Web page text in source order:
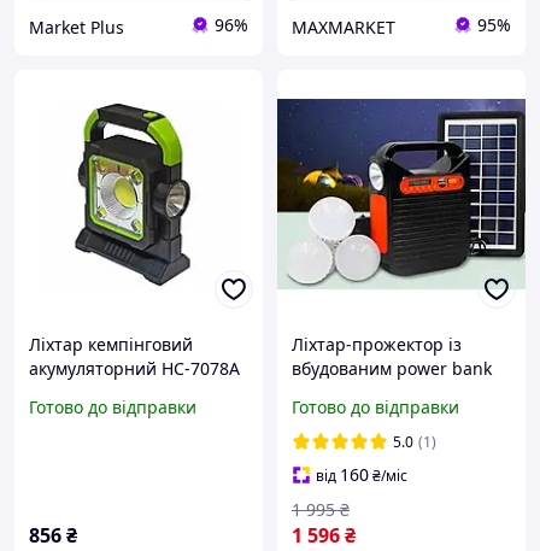
Market Plus 96% MAXMARKET 95%
Ліхтар кемпінговий
акумуляторний HC-7078A
power bank
Готово до відправки
856₴
Ліхтар-прожектор із
вбудованим power bank
прожектори та сонячною
панеллю EP-391b
Готово до відправки
5.0 (1)
від 160₴/міс
1 596₴
1 995 ₴